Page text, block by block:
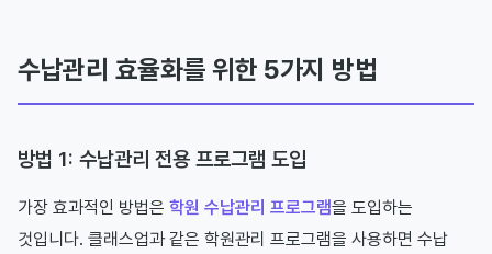
수납관리 효율화를 위한 5가지 방법
방법 1: 수납관리 전용 프로그램 도입
가장 효과적인 방법은 학원 수납관리 프로그램을 도입하는
것입니다. 클래스업과 같은 학원관리 프로그램을 사용하면 수납